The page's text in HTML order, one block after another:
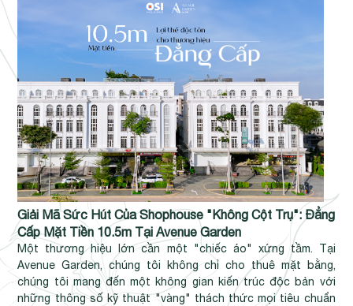
Giải Mã Sức Hút Của Shophouse "Không Cột Trụ": Đẳng
Cấp Mặt Tiền 10.5m Tại Avenue Garden
Một thương hiệu lớn cần một "chiếc áo" xứng tầm. Tại
Avenue Garden, chúng tôi không chỉ cho thuê mặt bằng,
chúng tôi mang đến một không gian kiến trúc độc bản với
những thông số kỹ thuật "vàng" thách thức mọi tiêu chuẩn